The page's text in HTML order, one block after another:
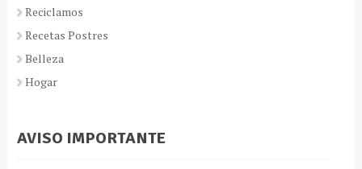
Reciclamos
Recetas Postres
Belleza
Hogar
AVISO IMPORTANTE